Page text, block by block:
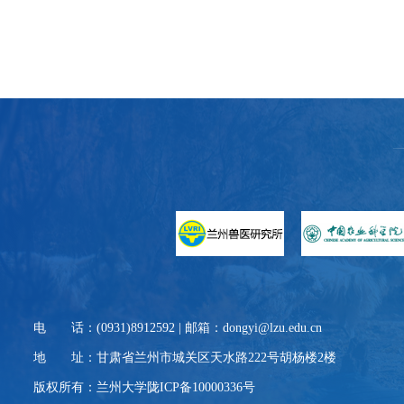
电 话：(0931)8912592 | 邮箱：dongyi@lzu.edu.cn
地 址：甘肃省兰州市城关区天水路222号胡杨楼2楼
版权所有：兰州大学陇ICP备10000336号